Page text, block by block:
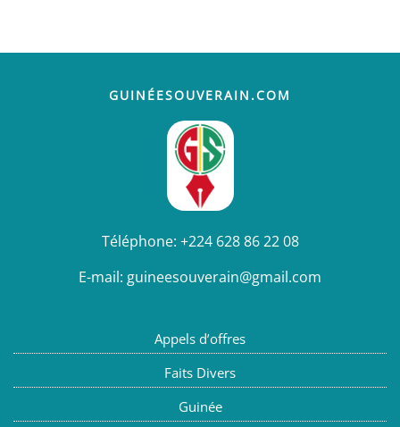
GUINÉESOUVERAIN.COM
Téléphone: +224 628 86 22 08
E-mail: guineesouverain@gmail.com
Appels d’offres
Faits Divers
Guinée